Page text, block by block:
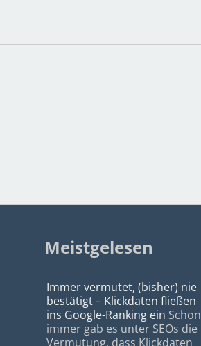
Meistgelesen
Immer vermutet, (bisher) nie
bestätigt – Klickdaten fließen
ins Google-Ranking ein Schon
immer gab es unter SEOs die
Vermutung, dass Klickdaten